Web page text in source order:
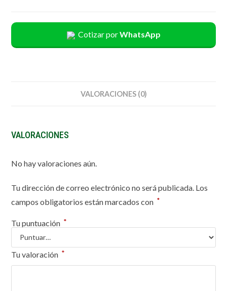
Cotizar porWhatsApp
VALORACIONES (0)
VALORACIONES
No hay valoraciones aún.
Tu dirección de correo electrónico no será publicada. Los
campos obligatorios están marcados con *
Tu puntuación *
Tu valoración *